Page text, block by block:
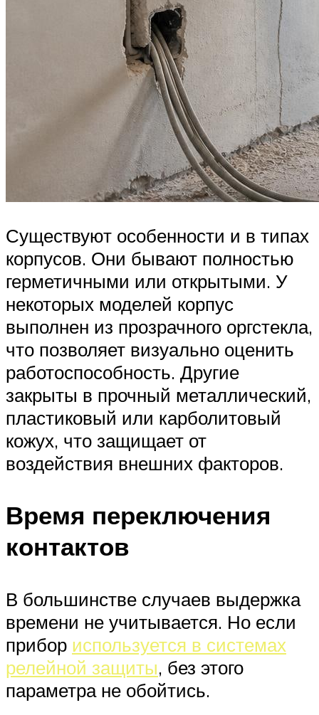
Существуют особенности и в типах
корпусов. Они бывают полностью
герметичными или открытыми. У
некоторых моделей корпус
выполнен из прозрачного оргстекла,
что позволяет визуально оценить
работоспособность. Другие
закрыты в прочный металлический,
пластиковый или карболитовый
кожух, что защищает от
воздействия внешних факторов.
Время переключения
контактов
В большинстве случаев выдержка
времени не учитывается. Но если
прибор используется в системах
релейной защиты, без этого
параметра не обойтись.